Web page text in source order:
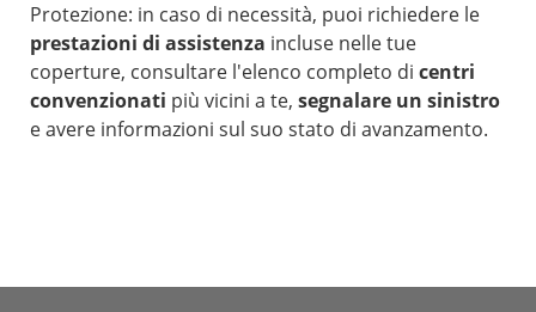
Protezione: in caso di necessità, puoi richiedere le
prestazioni di assistenza incluse nelle tue
coperture, consultare l'elenco completo di centri
convenzionati più vicini a te, segnalare un sinistro
e avere informazioni sul suo stato di avanzamento.